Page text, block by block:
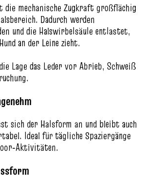
die mechanische Zugkraft großflächig
Dadurch werden
und die Halswirbelsäule entlastet,
an der Leine zieht.
Lage das Leder vor Abrieb, Schweiß
sich der Halsform an und bleibt auch
Ideal für tägliche Spaziergänge